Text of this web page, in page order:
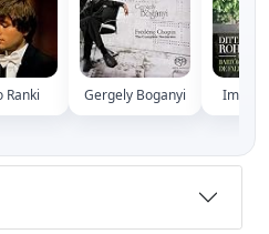
Ranki Gergely Boganyi Imre